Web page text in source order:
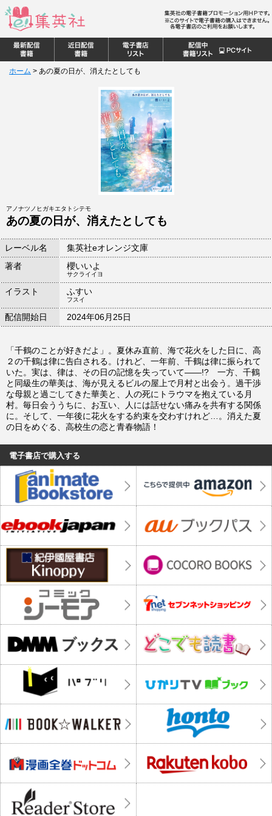
ホーム > あの夏の日が、消えたとしても
アノナツノヒガキエタトシテモ
あの夏の日が、消えたとしても
レーベル名
集英社eオレンジ文庫
著者
櫻いいよ
サクライイヨ
イラスト ふすい
フスイ
配信開始日 2024年06月25日
「千鶴のことが好きだよ」。夏休み直前、海で花火をした日に、高
２の千鶴は律に告白される。けれど、一年前、千鶴は律に振られて
いた。実は、律は、その日の記憶を失っていて――!? 一方、千鶴
と同級生の華美は、海が見えるビルの屋上で月村と出会う。過干渉
な母親と過ごしてきた華美と、人の死にトラウマを抱えている月
村。毎日会ううちに、お互い、人には話せない痛みを共有する関係
に。そして、一年後に花火をする約束を交わすけれど…。消えた夏
の日をめぐる、高校生の恋と青春物語！
電子書店で購入する